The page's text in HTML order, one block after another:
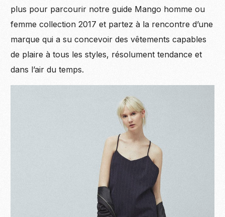
plus pour parcourir notre guide Mango homme ou
femme collection 2017 et partez à la rencontre d’une
marque qui a su concevoir des vêtements capables
de plaire à tous les styles, résolument tendance et
dans l’air du temps.